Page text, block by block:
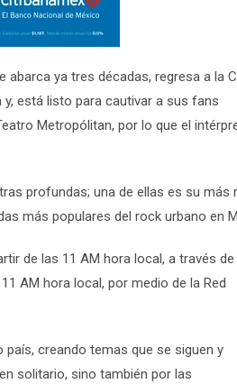
ya tres décadas, regresa a la
está listo para cautivar a sus fans
Metropólitan, por lo que el
profundas; una de ellas es su más
más populares del rock urbano en
de las 11 AM hora local, a través de
AM hora local, por medio de la Red
creando temas que se siguen y
solitario, sino también por las